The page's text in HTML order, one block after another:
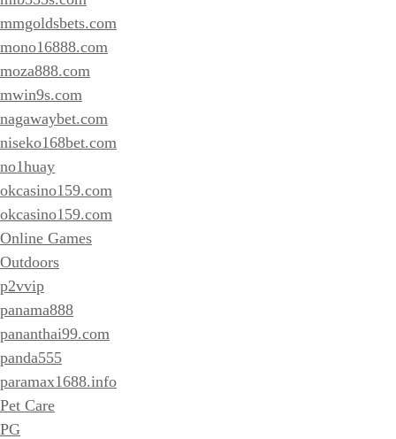
mmgoldsbets.com
mono16888.com
moza888.com
mwin9s.com
nagawaybet.com
niseko168bet.com
no1huay
okcasino159.com
okcasino159.com
Online Games
Outdoors
p2vvip
panama888
pananthai99.com
panda555
paramax1688.info
Pet Care
PG